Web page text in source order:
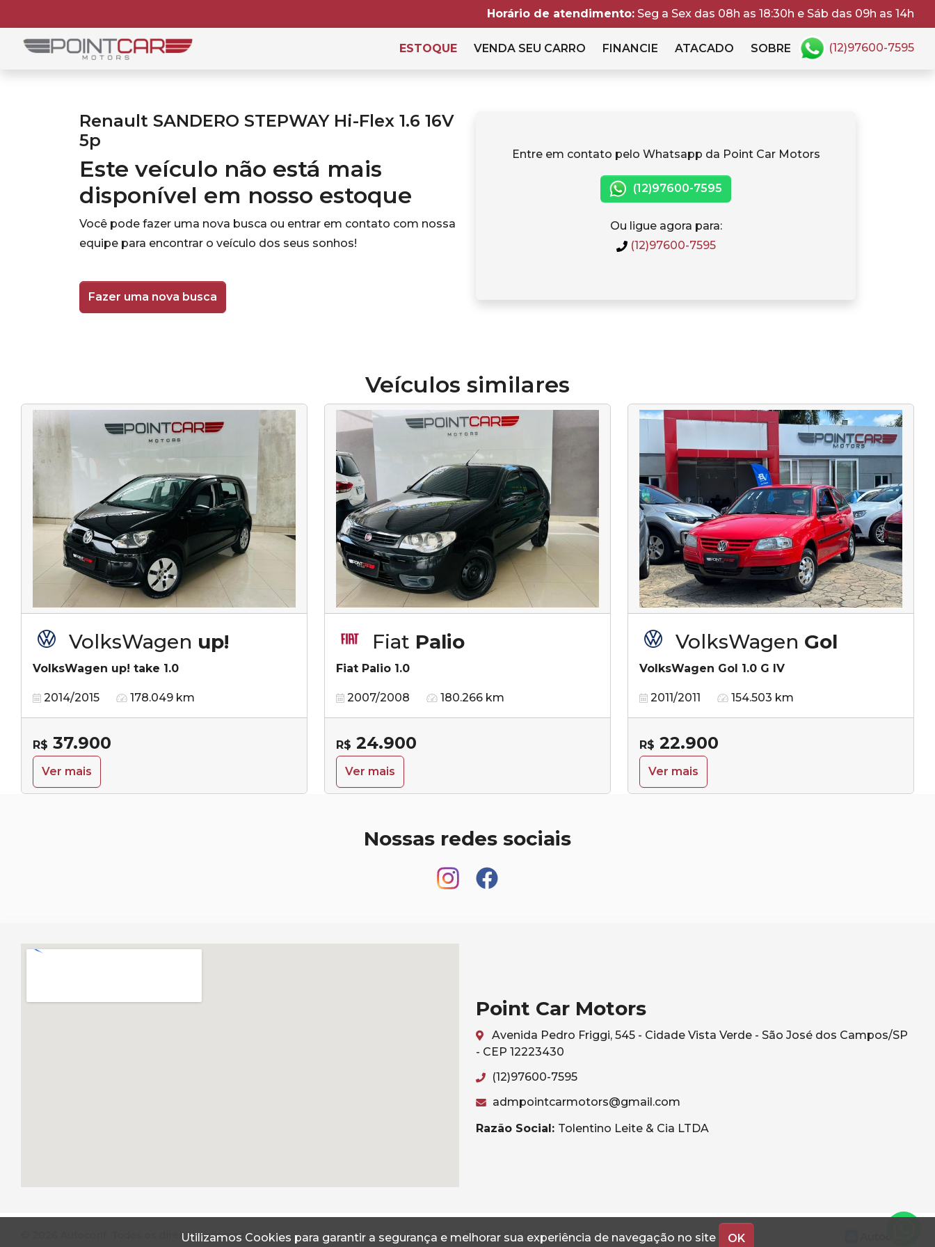
Utilizamos Cookies para garantir a segurança e melhorar sua experiência de navegação no site OK
Horário de atendimento: Seg a Sex das 08h as 18:30h e Sáb das 09h as 14h
ESTOQUE VENDA SEU CARRO FINANCIE ATACADO SOBRE (12)97600-7595
Renault SANDERO STEPWAY Hi-Flex 1.6 16V
5p
Este veículo não está mais
disponível em nosso estoque
Você pode fazer uma nova busca ou entrar em contato com nossa
equipe para encontrar o veículo dos seus sonhos!
Fazer uma nova busca
Entre em contato pelo Whatsapp da Point Car Motors
(12)97600-7595
Ou ligue agora para:
(12)97600-7595
Veículos similares
VolksWagen up!
VolksWagen up! take 1.0
2014/2015 178.049 km
R$ 37.900
Ver mais
Fiat Palio
Fiat Palio 1.0
2007/2008 180.266 km
R$ 24.900
Ver mais
VolksWagen Gol
VolksWagen Gol 1.0 G IV
2011/2011 154.503 km
R$ 22.900
Ver mais
Nossas redes sociais
Point Car Motors
Avenida Pedro Friggi, 545 - Cidade Vista Verde - São José dos Campos/SP
- CEP 12223430
(12)97600-7595
admpointcarmotors@gmail.com
Razão Social: Tolentino Leite & Cia LTDA
© 2026 Autoconf. Todos os direitos reservados. Termos Privacidade